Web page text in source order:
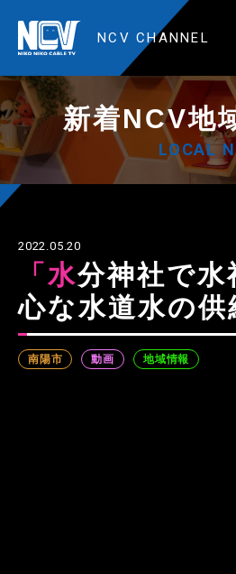
NCV CHANNEL
新着NCV地
LOCAL
2022.05.20
「水分神社で水神祭」安全安
心な水道水の供
南陽市 動画 地域情報